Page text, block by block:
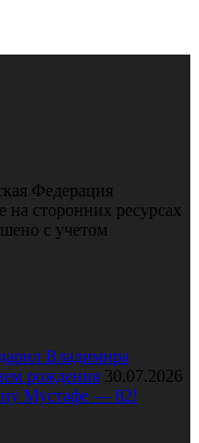
Федерация
на сторонних ресурсах
с учетом
Владимира
рождения 30.07.2026
Мустафе — 82!